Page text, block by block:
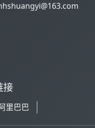
接
里巴巴